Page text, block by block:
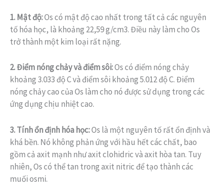
1. Mật độ:Os có mật độ cao nhất trong tất cả các nguyên
tố hóa học, là khoảng 22,59 g/cm3. Điều này làm cho Os
trở thành một kim loại rất nặng.
2. Điểm nóng chảy và điểm sôi:Os có điểm nóng chảy
khoảng 3.033 độ C và điểm sôi khoảng 5.012 độ C. Điểm
nóng chảy cao của Os làm cho nó được sử dụng trong các
ứng dụng chịu nhiệt cao.
3. Tính ổn định hóa học:Os là một nguyên tố rất ổn định và
khá bền. Nó không phản ứng với hầu hết các chất, bao
gồm cả axit mạnh như axit clohidric và axit hòa tan. Tuy
nhiên, Os có thể tan trong axit nitric để tạo thành các
muối osmi.